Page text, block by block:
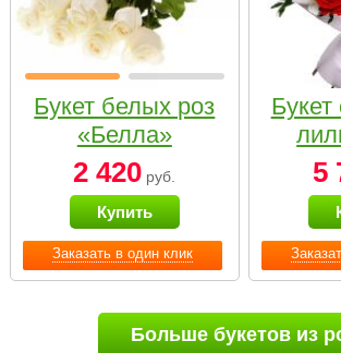
Заказать в один клик
Букет белых роз
«Белла»
2 420 руб.
Купить
5
Больше букетов из